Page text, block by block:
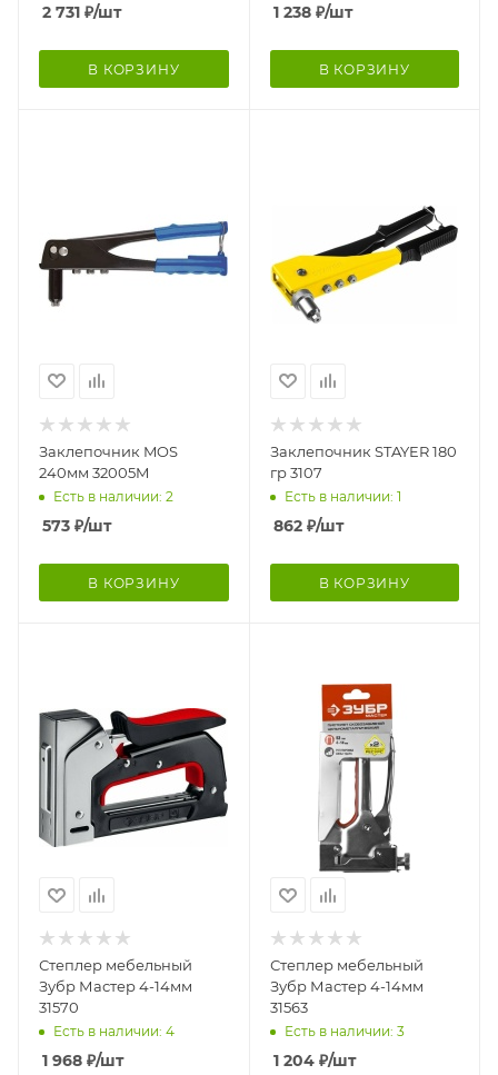
2 731 ₽/шт
В КОРЗИНУ
1 238₽/шт
В КОРЗИНУ
Заклепочник MOS
240мм 32005M
Есть в наличии: 2
573 ₽/шт
В КОРЗИНУ
Заклепочник STAYER 180
гр 3107
Есть в наличии: 1
862₽/шт
В КОРЗИНУ
Степлер мебельный
Зубр Мастер 4-14мм
31570
Есть в наличии: 4
1 968 ₽/шт
Степлер мебельный
Зубр Мастер 4-14мм
31563
Есть в наличии: 3
1 204₽/шт